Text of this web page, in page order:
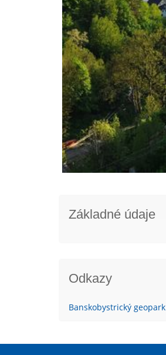
Základné údaje
Odkazy
Banskobystrický geopark